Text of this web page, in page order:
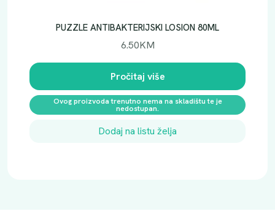
PUZZLE ANTIBAKTERIJSKI LOSION 80ML
6.50KM
Pročitaj više
Ovog proizvoda trenutno nema na skladištu te je
nedostupan.
Dodaj na listu želja